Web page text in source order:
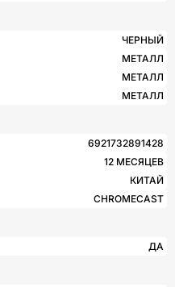
ЧЕРНЫЙ
МЕТАЛЛ
МЕТАЛЛ
МЕТАЛЛ
6921732891428
12 МЕСЯЦЕВ
КИТАЙ
CHROMECAST
ДА